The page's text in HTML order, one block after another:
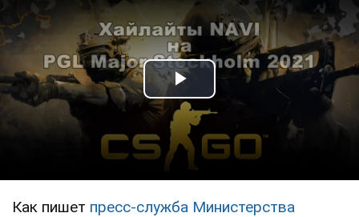
Play Video
Как пишет пресс-служба Министерства